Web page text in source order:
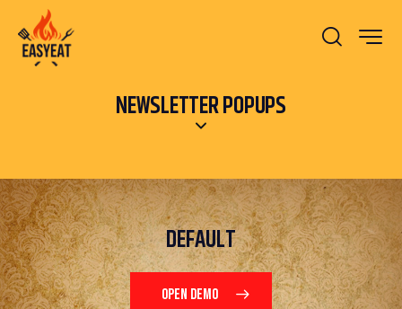
NEWSLETTER POPUPS
DEFAULT
OPEN DEMO